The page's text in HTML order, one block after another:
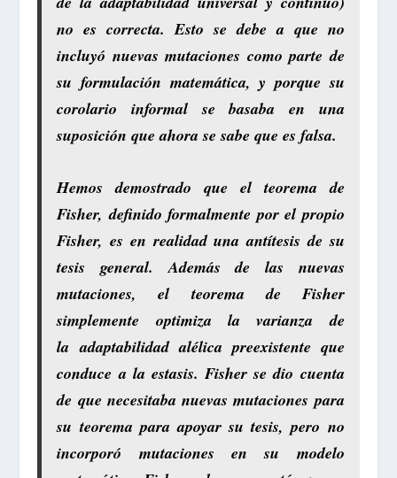
no es correcta. Esto se debe a que no
incluyó nuevas mutaciones como parte de
su formulación matemática, y porque su
corolario informal se basaba en una
suposición que ahora se sabe que es falsa.
Hemos demostrado que el teorema de
Fisher, definido formalmente por el propio
Fisher, es en realidad una antítesis de su
tesis general. Además de las nuevas
mutaciones, el teorema de Fisher
simplemente optimiza la varianza de
la adaptabilidad alélica preexistente que
conduce a la estasis. Fisher se dio cuenta
de que necesitaba nuevas mutaciones para
su teorema para apoyar su tesis, pero no
incorporó mutaciones en su modelo